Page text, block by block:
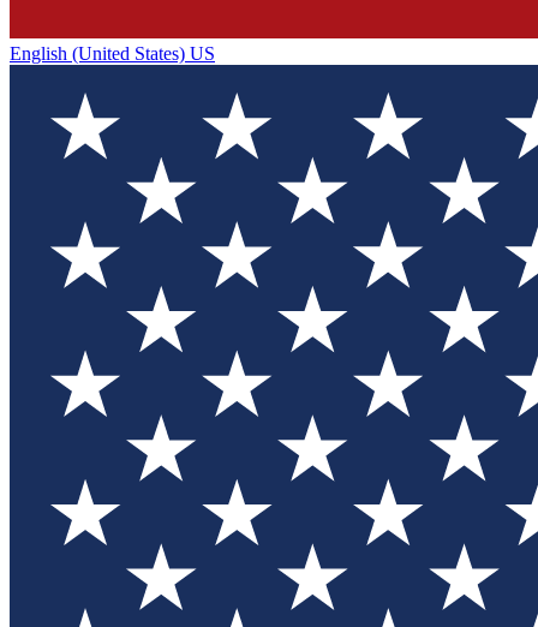
English (United States) US